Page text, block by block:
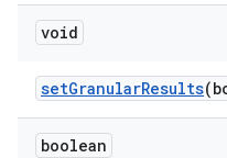
void
setGranularResults
boolean